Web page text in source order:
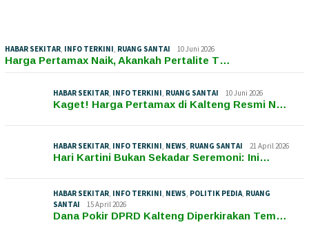
HABAR SEKITAR, INFO TERKINI, RUANG SANTAI 10 Juni 2026
Harga Pertamax Naik, Akankah Pertalite T…
HABAR SEKITAR, INFO TERKINI, RUANG SANTAI 10 Juni 2026
Kaget! Harga Pertamax di Kalteng Resmi N…
HABAR SEKITAR, INFO TERKINI, NEWS, RUANG SANTAI 21 April 2026
Hari Kartini Bukan Sekadar Seremoni: Ini…
HABAR SEKITAR, INFO TERKINI, NEWS, POLITIK PEDIA, RUANG
SANTAI
15 April 2026
Dana Pokir DPRD Kalteng Diperkirakan Tem…